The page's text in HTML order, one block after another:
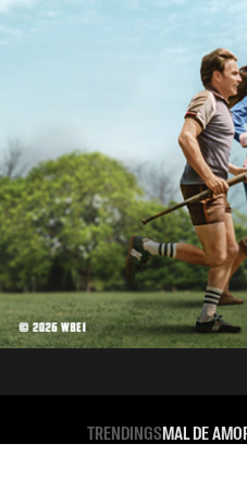
TRENDINGSMAL DE